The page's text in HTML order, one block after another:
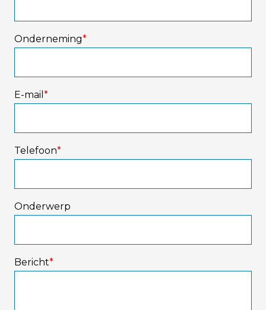
Onderneming*
E-mail *
Telefoon*
Onderwerp
Bericht*